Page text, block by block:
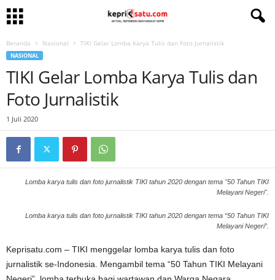
Beranda Nasional TIKI Gelar Lomba Karya Tulis dan Foto Jurnalistik
NASIONAL
TIKI Gelar Lomba Karya Tulis dan
Foto Jurnalistik
1 Juli 2020
Lomba karya tulis dan foto jurnalistik TIKI tahun 2020 dengan tema "50 Tahun TIKI
Melayani Negeri".
Lomba karya tulis dan foto jurnalistik TIKI tahun 2020 dengan tema “50 Tahun TIKI
Melayani Negeri”.
Keprisatu.com – TIKI menggelar lomba karya tulis dan foto
jurnalistik se-Indonesia. Mengambil tema “50 Tahun TIKI Melayani